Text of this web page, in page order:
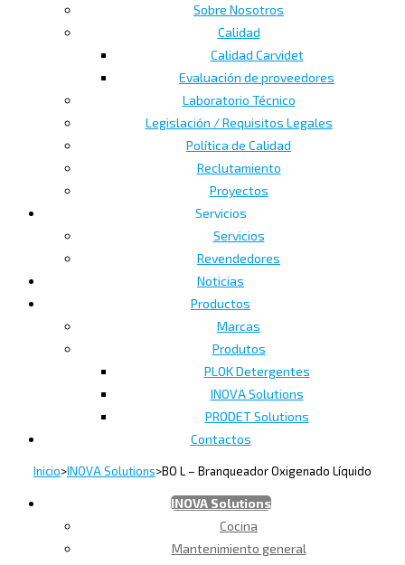
Sobre Nosotros
Calidad
Calidad Carvidet
Evaluación de proveedores
Laboratorio Técnico
Legislación / Requisitos Legales
Política de Calidad
Reclutamiento
Proyectos
Servicios
Servicios
Revendedores
Noticias
Productos
Marcas
Produtos
PLOK Detergentes
INOVA Solutions
PRODET Solutions
Contactos
Inicio>INOVA Solutions>BO L – Branqueador Oxigenado Líquido
INOVA Solutions
Cocina
Mantenimiento general